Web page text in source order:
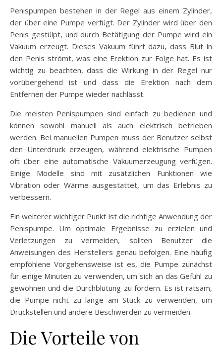
Penispumpen bestehen in der Regel aus einem Zylinder,
der über eine Pumpe verfügt. Der Zylinder wird über den
Penis gestülpt, und durch Betätigung der Pumpe wird ein
Vakuum erzeugt. Dieses Vakuum führt dazu, dass Blut in
den Penis strömt, was eine Erektion zur Folge hat. Es ist
wichtig zu beachten, dass die Wirkung in der Regel nur
vorübergehend ist und dass die Erektion nach dem
Entfernen der Pumpe wieder nachlässt.
Die meisten Penispumpen sind einfach zu bedienen und
können sowohl manuell als auch elektrisch betrieben
werden. Bei manuellen Pumpen muss der Benutzer selbst
den Unterdruck erzeugen, während elektrische Pumpen
oft über eine automatische Vakuumerzeugung verfügen.
Einige Modelle sind mit zusätzlichen Funktionen wie
Vibration oder Wärme ausgestattet, um das Erlebnis zu
verbessern.
Ein weiterer wichtiger Punkt ist die richtige Anwendung der
Penispumpe. Um optimale Ergebnisse zu erzielen und
Verletzungen zu vermeiden, sollten Benutzer die
Anweisungen des Herstellers genau befolgen. Eine häufig
empfohlene Vorgehensweise ist es, die Pumpe zunächst
für einige Minuten zu verwenden, um sich an das Gefühl zu
gewöhnen und die Durchblutung zu fördern. Es ist ratsam,
die Pumpe nicht zu lange am Stück zu verwenden, um
Druckstellen und andere Beschwerden zu vermeiden.
Die Vorteile von